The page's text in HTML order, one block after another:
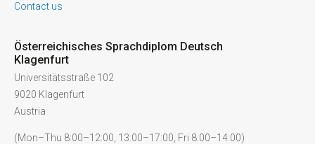
Contact us
Österreichisches Sprachdiplom Deutsch
Klagenfurt
Universitätsstraße 102
9020 Klagenfurt
Austria
(Mon–Thu 8:00–12:00, 13:00–17:00, Fri 8:00–14:00)